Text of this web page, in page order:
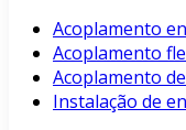
Acoplamento
Acoplamento
Acoplamento
Instalação de